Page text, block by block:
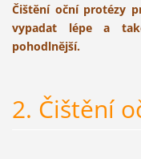
Čištění oční protézy
vypadat lépe a
pohodlnější.
2. Čištění